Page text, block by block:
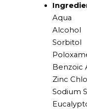
Aqua
Alcohol
Sorbitol
Benzoic
Zinc
Sodium